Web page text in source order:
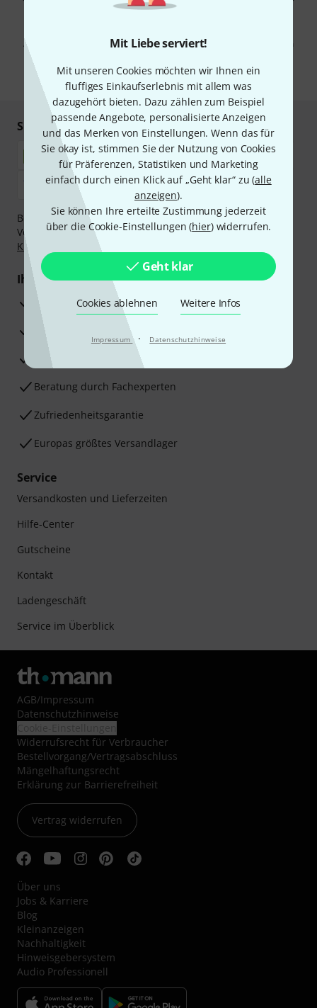
Mit Liebe serviert!
Mit unseren Cookies möchten wir Ihnen ein
fluffiges Einkaufserlebnis mit allem was
dazugehört bieten. Dazu zählen zum Beispiel
passende Angebote, personalisierte Anzeigen
und das Merken von Einstellungen. Wenn das für
Sie okay ist, stimmen Sie der Nutzung von Cookies
für Präferenzen, Statistiken und Marketing
einfach durch einen Klick auf „Geht klar“ zu (alle
anzeigen).
Sie können Ihre erteilte Zustimmung jederzeit
über die Cookie-Einstellungen (hier) widerrufen.
Geht klar
Cookies ablehnen Weitere Infos
Impressum · Datenschutzhinweise
Abmeldung ist jederzeit möglich. Weitere Informationen finden Sie in
* Pflichtfeld
Sicher einkaufen & bezahlen
Bezahlen Sie vertraulich und sicher per Nachnahme,
Vorkasse, PayPal, Amazon Pay,Klarna Sofort bezahlen
Klarna Ratenzahlung
Ihre Vorteile
3 Jahre Thomann Garantie
30 Tage Money-Back-Garantie
Beratung durch Fachexperten
Zufriedenheitsgarantie
Europas größtes Versandlager
Service
Versandkosten und Lieferzeiten
Hilfe-Center
Gutscheine
Kontakt
Ladengeschäft
Service im Überblick
AGB/Impressum
Datenschutzhinweise
Widerrufsrecht für Verbraucher
Bestellvorgang/Vertragsabschluss
Mängelhaftungsrecht
Erklärung zur Barrierefreiheit
Vertrag widerrufen
Über uns
Jobs & Karriere
Blog
Kleinanzeigen
Nachhaltigkeit
Hinweisgebersystem
Audio Professionell